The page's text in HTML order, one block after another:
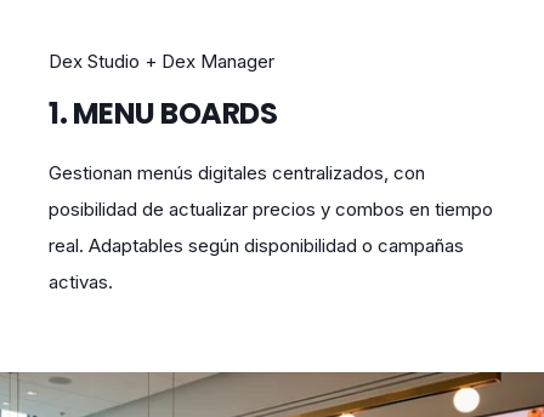
Dex Studio + Dex Manager
1. MENU BOARDS
Gestionan menús digitales centralizados, con
posibilidad de actualizar precios y combos en tiempo
real. Adaptables según disponibilidad o campañas
activas.